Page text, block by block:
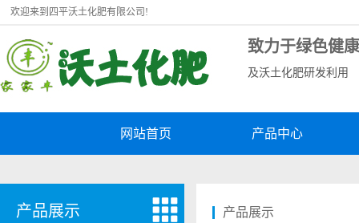
欢迎来到四平沃土化肥有限公司!
致力于绿色健
及沃土化肥研发利用
网站首页 产品中心
产品展示 产品展示